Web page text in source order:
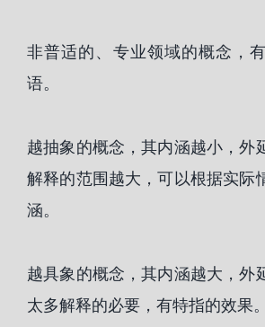
非普适的、专业领域的概念
语。
越抽象的概念，其内涵越小，外
解释的范围越大，可以根据实际
涵。
越具象的概念，其内涵越大，外
太多解释的必要，有特指的效果。